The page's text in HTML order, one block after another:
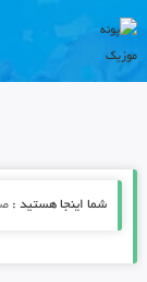
شما اینجا هستید :